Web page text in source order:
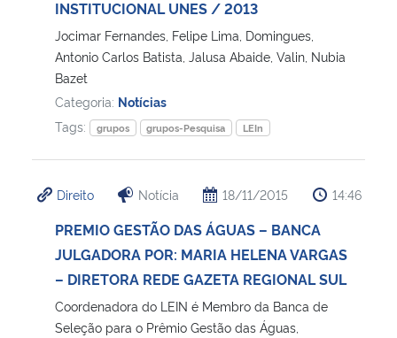
INSTITUCIONAL UNES / 2013
Jocimar Fernandes, Felipe Lima, Domingues,
Antonio Carlos Batista, Jalusa Abaide, Valin, Nubia
Bazet
Categoria: Notícias
Tags:
grupos grupos-Pesquisa LEIn
Direito Notícia 18/11/2015 14:46
PREMIO GESTÃO DAS ÁGUAS – BANCA
JULGADORA POR: MARIA HELENA VARGAS
– DIRETORA REDE GAZETA REGIONAL SUL
Coordenadora do LEIN é Membro da Banca de
Seleção para o Prêmio Gestão das Águas,